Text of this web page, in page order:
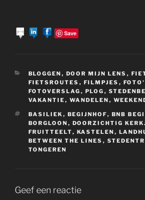
Save
CATEGORIEËN
BLOGGEN , DOOR MIJN LENS ,
FIETSROUTES , FILMPJES ,
FOTOVERSLAG , PLOG ,
VAKANTIE , WANDELEN ,
TAGS
BASILIEK , BEGIJNHOF, BNB
BORGLOON , DOORZICHTIG
FRUITTEELT, KASTELEN ,
BETWEEN THE LINES ,
TONGEREN
Geef een reactie